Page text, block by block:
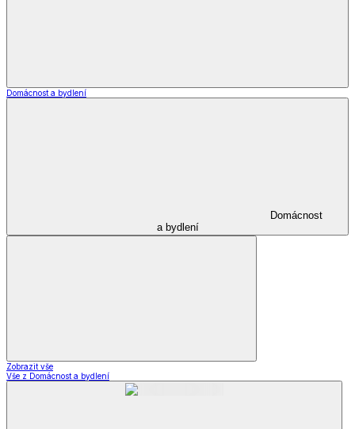
Domácnost a bydlení
Domácnost
a bydlení
Zobrazit vše
Vše z Domácnost a bydlení